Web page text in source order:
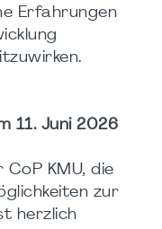
Erfahrungen
11. Juni 2026
KMU, die
zur
herzlich